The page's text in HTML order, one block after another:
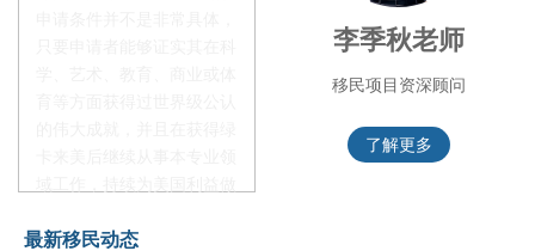
额占全球移民签证配额的
叶晓飞老师
移民项目首席专家
了解更多
最新移民动态